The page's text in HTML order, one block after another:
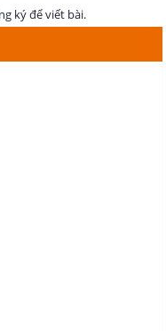
ký để viết bài.